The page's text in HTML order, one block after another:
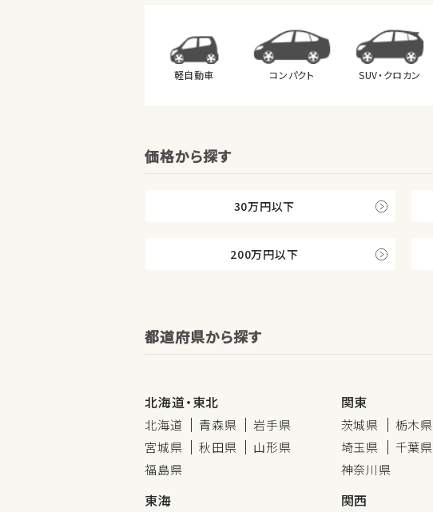
軽自動車 コンパクト SUV・クロカン
価格から探す
30万円以下
200万円以下
都道府県から探す
北海道・東北
北海道 青森県
岩手県
宮城県
秋田県
山形県
福島県
関東
茨城県 栃木県
埼玉県
千葉県
神奈川県
東海 関西